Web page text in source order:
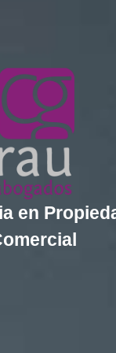
en